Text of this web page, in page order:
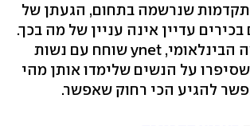
שנרשמה בתחום, הגעתן של
עדיין אינה עניין של מה בכך.
לכבוד יום האישה הבינלאומי, ynet שוחח עם נשות
על הנשים שלימדו אותן מהי
להגיע הכי רחוק שאפשר.